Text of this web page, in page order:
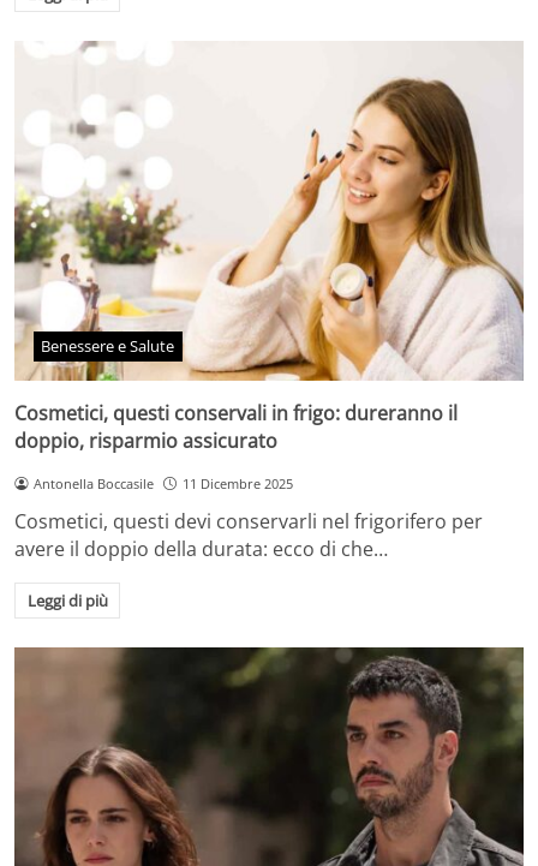
Benessere e Salute
Cosmetici, questi conservali in frigo: dureranno il
doppio, risparmio assicurato
Antonella Boccasile 11 Dicembre 2025
Cosmetici, questi devi conservarli nel frigorifero per
avere il doppio della durata: ecco di che…
Leggi di più